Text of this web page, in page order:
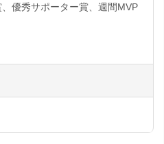
優秀サポーター賞、週間MVP